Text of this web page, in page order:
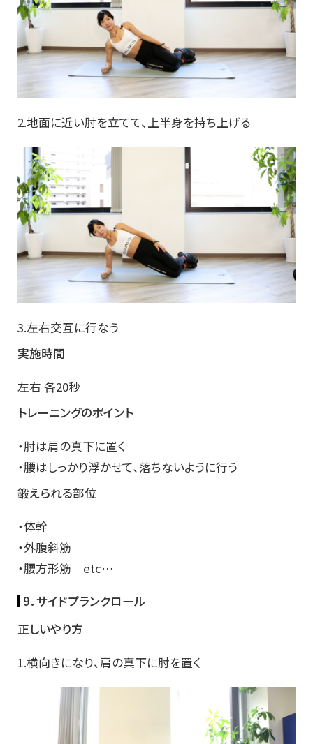
2.地面に近い肘を立てて、上半身を持ち上げる
3.左右交互に行なう
実施時間
左右 各20秒
トレーニングのポイント
・肘は肩の真下に置く
・腰はしっかり浮かせて、落ちないように行う
鍛えられる部位
・体幹
・外腹斜筋
・腰方形筋 etc…
9．サイドプランクロール
正しいやり方
1.横向きになり、肩の真下に肘を置く